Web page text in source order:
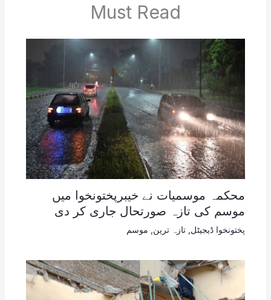
Must Read
محکمہ موسمیات نے خیبرپختونخوا میں
موسم کی تازہ صورتحال جاری کر دی
پختونخوا ڈیجیٹل تازہ ترین موسم